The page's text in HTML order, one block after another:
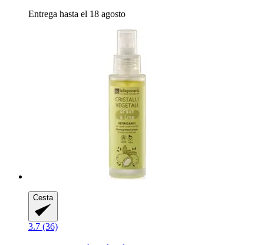
Entrega hasta el 18 agosto
Cesta
3.7 (36)